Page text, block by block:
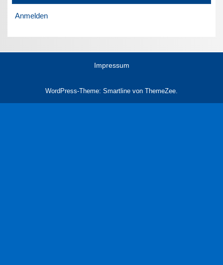
Anmelden
Impressum
WordPress-Theme: Smartline von ThemeZee.